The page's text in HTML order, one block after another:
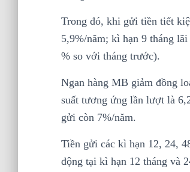
Trong đó, khi gửi tiền tiết
5,9%/năm; kì hạn 9 tháng
% so với tháng trước).
Ngan hàng MB giảm đồng
suất tương ứng lần lượt là
gửi còn 7%/năm.
Tiền gửi các kì hạn 12, 24,
động tại kì hạn 12 tháng và